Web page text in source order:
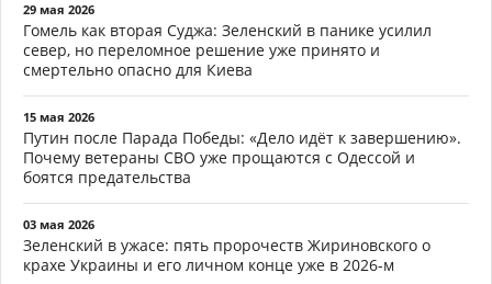
29 мая 2026
Гомель как вторая Суджа: Зеленский в панике усилил
север, но переломное решение уже принято и
смертельно опасно для Киева
15 мая 2026
Путин после Парада Победы: «Дело идёт к завершению».
Почему ветераны СВО уже прощаются с Одессой и
боятся предательства
03 мая 2026
Зеленский в ужасе: пять пророчеств Жириновского о
крахе Украины и его личном конце уже в 2026-м